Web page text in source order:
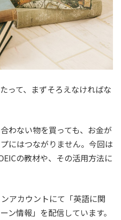
って、まずそろえなければな
わない物を買っても、お金が
にはつながりません。今回は
の教材や、その活用方法に
アカウントにて「英語に関
ン情報」を配信しています。